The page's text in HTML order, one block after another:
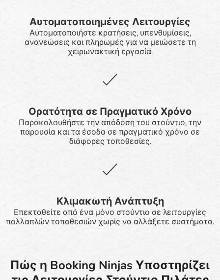
Αυτοματοποιημένες Λειτουργίες
Αυτοματοποιήστε κρατήσεις, υπενθυμίσεις,
ανανεώσεις και πληρωμές για να μειώσετε τη
χειρωνακτική εργασία.
Ορατότητα σε Πραγματικό Χρόνο
Παρακολουθήστε την απόδοση του στούντιο, την
παρουσία και τα έσοδα σε πραγματικό χρόνο σε
διάφορες τοποθεσίες.
Κλιμακωτή Ανάπτυξη
Επεκταθείτε από ένα μόνο στούντιο σε λειτουργίες
πολλαπλών τοποθεσιών χωρίς να αλλάξετε συστήματα.
Πώς η Booking Ninjas Υποστηρίζει